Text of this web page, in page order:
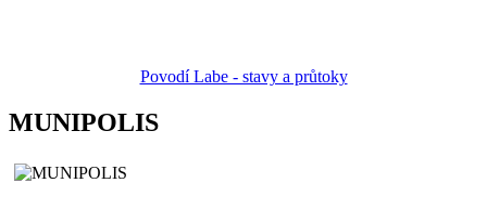
Povodí Labe - stavy a průtoky
MUNIPOLIS